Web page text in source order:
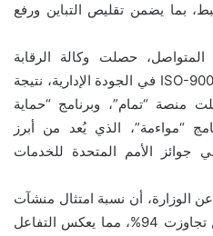
بما يضمن تقليص التباين ورفع
حصلت وكالة الرقابة
وتطوير بيئة العمل على شهادة ISO-9001 في الجودة الإدارية، نتيجة
منصة “تمام”، وبرنامج “حماية
“مواءمة”، الذي يُعد من أبرز
جوائز الأمم المتحدة للخدمات
عن الوزارة، أن نسبة امتثال منشآت
القطاع الخاص لقرارات التوطين تجاوزت 94%، مما يعكس التفاعل